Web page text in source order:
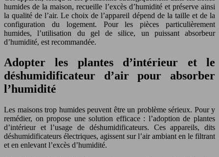
humides de la maison, recueille l’excès d’humidité et préserve ainsi
la qualité de l’air. Le choix de l’appareil dépend de la taille et de la
configuration du logement. Pour les pièces particulièrement
humides, l’utilisation du gel de silice, un puissant absorbeur
d’humidité, est recommandée.
Adopter les plantes d’intérieur et le
déshumidificateur d’air pour absorber
l’humidité
Les maisons trop humides peuvent être un problème sérieux. Pour y
remédier, on propose une solution efficace : l’adoption de plantes
d’intérieur et l’usage de déshumidificateurs. Ces appareils, dits
déshumidificateurs électriques, agissent sur l’air ambiant en le filtrant
et en enlevant l’excès d’humidité.